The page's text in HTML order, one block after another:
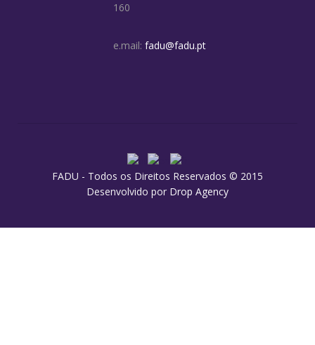
160
e.mail: fadu@fadu.pt
FADU - Todos os Direitos Reservados © 2015
Desenvolvido por Drop Agency